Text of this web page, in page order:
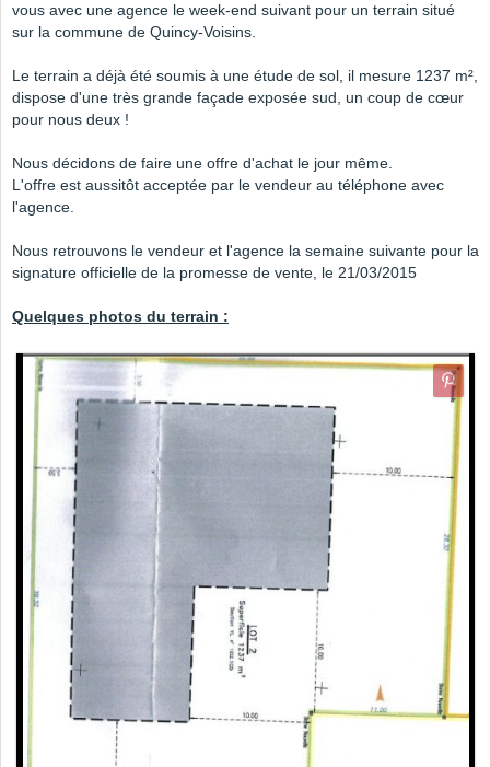
vous avec une agence le week-end suivant pour un terrain situé
sur la commune de Quincy-Voisins.
Le terrain a déjà été soumis à une étude de sol, il mesure 1237 m²,
dispose d'une très grande façade exposée sud, un coup de cœur
pour nous deux !
Nous décidons de faire une offre d'achat le jour même.
L'offre est aussitôt acceptée par le vendeur au téléphone avec
l'agence.
Nous retrouvons le vendeur et l'agence la semaine suivante pour la
signature officielle de la promesse de vente, le 21/03/2015
Quelques photos du terrain :